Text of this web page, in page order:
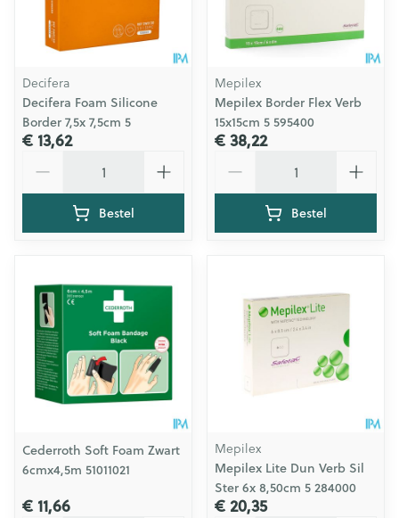
Decifera
Decifera Foam Silicone
Border 7,5x 7,5cm 5
€ 13,62
Bestel
Mepilex
Mepilex Border Flex Verb
15x15cm 5 595400
€ 38,22
Bestel
Cederroth Soft Foam Zwart
6cmx4,5m 51011021
€ 11,66
Mepilex
Mepilex Lite Dun Verb Sil
Ster 6x 8,50cm 5 284000
€ 20,35